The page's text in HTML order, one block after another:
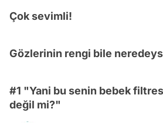
Çok sevimli!
Gözlerinin rengi bile
#1 "Yani bu senin bebek
değil mi?"